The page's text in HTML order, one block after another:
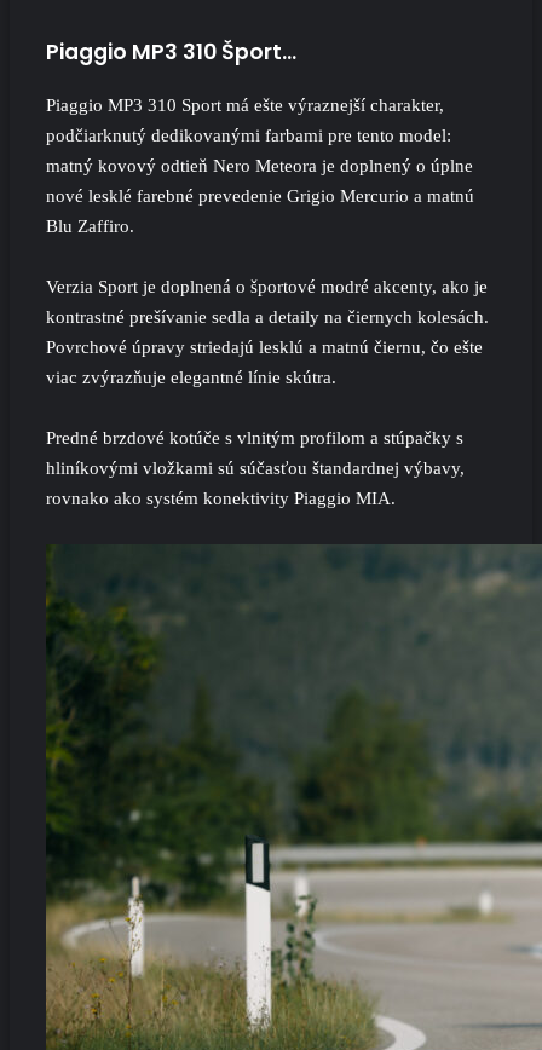
Piaggio MP3 310 Šport…
Piaggio MP3 310 Sport má ešte výraznejší charakter,
podčiarknutý dedikovanými farbami pre tento model:
matný kovový odtieň Nero Meteora je doplnený o úplne
nové lesklé farebné prevedenie Grigio Mercurio a matnú
Blu Zaffiro.
Verzia Sport je doplnená o športové modré akcenty, ako je
kontrastné prešívanie sedla a detaily na čiernych kolesách.
Povrchové úpravy striedajú lesklú a matnú čiernu, čo ešte
viac zvýrazňuje elegantné línie skútra.
Predné brzdové kotúče s vlnitým profilom a stúpačky s
hliníkovými vložkami sú súčasťou štandardnej výbavy,
rovnako ako systém konektivity Piaggio MIA.